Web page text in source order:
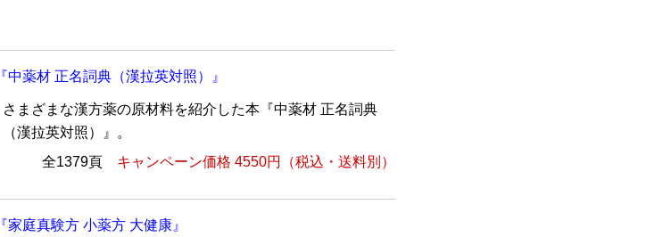
『中薬材 正名詞典（漢拉英対照）』
さまざまな漢方薬の原材料を紹介した本『中薬材 正名詞典
（漢拉英対照）』。
全1379頁 キャンペーン価格 4550円 （税込・送料別）
『家庭真験方 小薬方 大健康』